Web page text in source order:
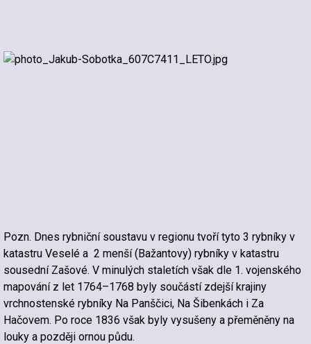
Pozn. Dnes rybniční soustavu v regionu tvoří tyto 3 rybníky v
katastru Veselé a 2 menší (Bažantovy) rybníky v katastru
sousední Zašové. V minulých staletích však dle 1. vojenského
mapování z let 1764–1768 byly součástí zdejší krajiny
vrchnostenské rybníky Na Panščici, Na Šibenkách i Za
Hačovem. Po roce 1836 však byly vysušeny a přeměněny na
louky a později ornou půdu.